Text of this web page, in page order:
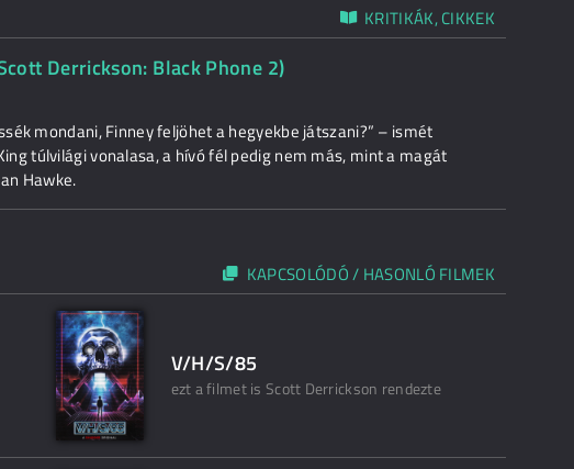
KRITIKÁK, CIKKEK
Derrickson: Black Phone 2)
mondani, Finney feljöhet a hegyekbe játszani?” – ismét
túlvilági vonalasa, a hívó fél pedig nem más, mint a magát
Hawke.
KAPCSOLÓDÓ / HASONLÓ FILMEK
V/H/S/85
ezt a filmet is Scott Derrickson rendezte